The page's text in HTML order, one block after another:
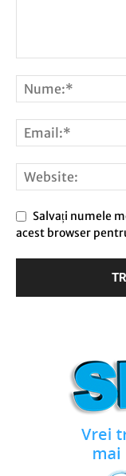
Salvați numele
acest browser